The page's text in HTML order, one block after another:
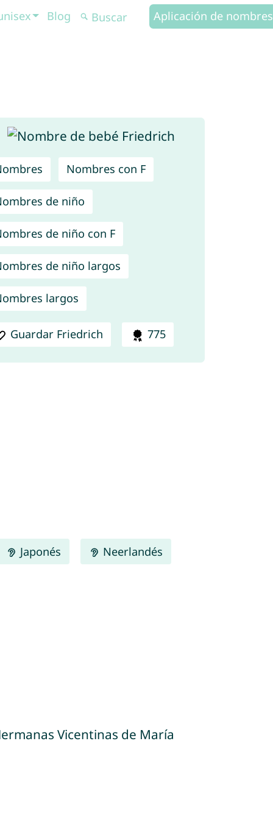
Blog Aplicación de nombres
Nombres con F
de niño
de niño con F
de niño largos
largos
Guardar Friedrich 775
Japonés Neerlandés
Vicentinas de María